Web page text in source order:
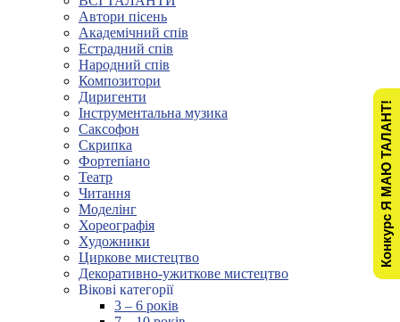
Автори пісень
Академічний спів
Естрадний спів
Народний спів
Композитори
Диригенти
Інструментальна музика
Саксофон
Скрипка
Фортепіано
Театр
Читання
Моделінг
Хореографія
Художники
Циркове мистецтво
Декоративно-ужиткове мистецтво
Вікові категорії
3 – 6 років
Конкурс Я МАЮ ТАЛАНТ!